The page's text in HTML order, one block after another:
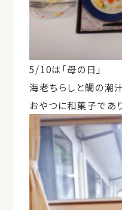
5/10は「母の日」
海老ちらしと鯛の潮
おやつに和菓子であ